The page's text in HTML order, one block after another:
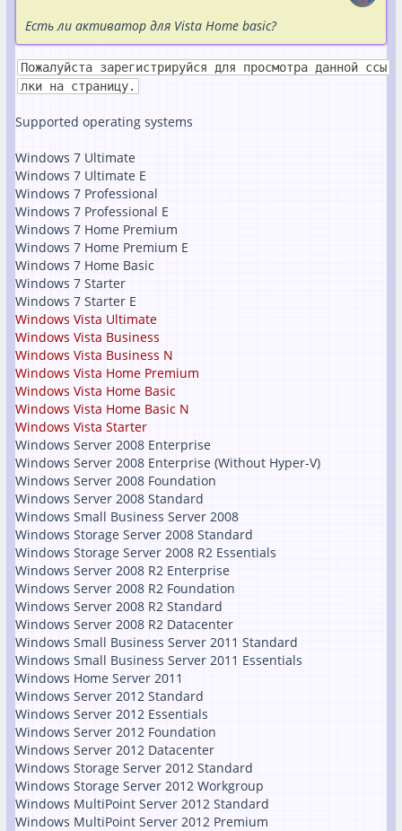
Есть ли активатор для Vista Home basic?
Пожалуйста зарегистрируйся для просмотра данной ссы
лки на страницу.
Supported operating systems
Windows 7 Ultimate
Windows 7 Ultimate E
Windows 7 Professional
Windows 7 Professional E
Windows 7 Home Premium
Windows 7 Home Premium E
Windows 7 Home Basic
Windows 7 Starter
Windows 7 Starter E
Windows Vista Ultimate
Windows Vista Business
Windows Vista Business N
Windows Vista Home Premium
Windows Vista Home Basic
Windows Vista Home Basic N
Windows Vista Starter
Windows Server 2008 Enterprise
Windows Server 2008 Enterprise (Without Hyper-V)
Windows Server 2008 Foundation
Windows Server 2008 Standard
Windows Small Business Server 2008
Windows Storage Server 2008 Standard
Windows Storage Server 2008 R2 Essentials
Windows Server 2008 R2 Enterprise
Windows Server 2008 R2 Foundation
Windows Server 2008 R2 Standard
Windows Server 2008 R2 Datacenter
Windows Small Business Server 2011 Standard
Windows Small Business Server 2011 Essentials
Windows Home Server 2011
Windows Server 2012 Standard
Windows Server 2012 Essentials
Windows Server 2012 Foundation
Windows Server 2012 Datacenter
Windows Storage Server 2012 Standard
Windows Storage Server 2012 Workgroup
Windows MultiPoint Server 2012 Standard
Windows MultiPoint Server 2012 Premium